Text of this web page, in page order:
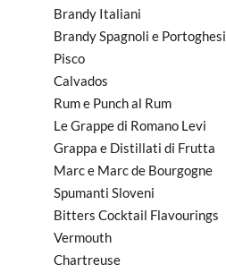
Brandy Italiani
Brandy Spagnoli e Portoghesi
Pisco
Calvados
Rum e Punch al Rum
Le Grappe di Romano Levi
Grappa e Distillati di Frutta
Marc e Marc de Bourgogne
Spumanti Sloveni
Bitters Cocktail Flavourings
Vermouth
Chartreuse